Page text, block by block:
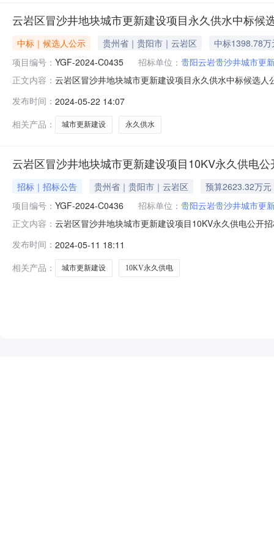
云岩区冒沙井地块城市更新建设项目永久供水中标候
中标｜候选人公示 贵州省｜贵阳市｜云岩区
中标1398.78万
项目编号： YGF-2024-C0435 招标单位： 贵阳云岩贵沙井城市更
正文内容： 云岩区冒沙井地块城市更新建设项目永久供水中标候选
含全部内容。6.招标方式：公开招标7.公告日期：2024
发布时间： 2024-05-22 14:07
相关产品：
城市更新建设 永久供水
云岩区冒沙井地块城市更新建设项目10KV永久供电
招标｜招标公告 贵州省｜贵阳市｜云岩区
预算2623.32万元
项目编号： YGF-2024-C0436 招标单位： 贵阳云岩贵沙井城市更
正文内容： 云岩区冒沙井地块城市更新建设项目10KV永久供电公开
地块城市更新建设项目10KV永久供电2.2项目编号：
发布时间： 2024-05-11 18:11
相关产品：
城市更新建设 10KV永久供电